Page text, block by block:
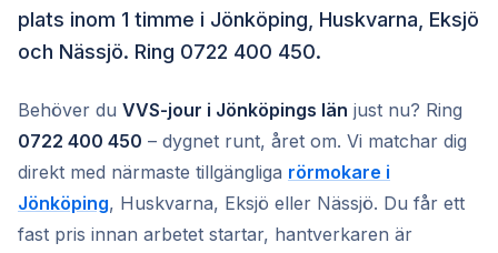
plats inom 1 timme i Jönköping, Huskvarna, Eksjö
och Nässjö. Ring 0722 400 450.
Behöver du VVS-jour i Jönköpings län just nu? Ring
0722 400 450 – dygnet runt, året om. Vi matchar dig
direkt med närmaste tillgängliga rörmokare i
Jönköping, Huskvarna, Eksjö eller Nässjö. Du får ett
fast pris innan arbetet startar, hantverkaren är